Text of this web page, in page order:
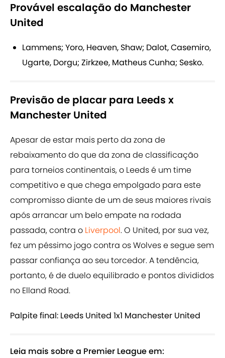
Provável escalação do Manchester
United
Lammens; Yoro, Heaven, Shaw; Dalot, Casemiro,
Ugarte, Dorgu; Zirkzee, Matheus Cunha; Sesko.
Previsão de placar para Leeds x
Manchester United
Apesar de estar mais perto da zona de
rebaixamento do que da zona de classificação
para torneios continentais, o Leeds é um time
competitivo e que chega empolgado para este
compromisso diante de um de seus maiores rivais
após arrancar um belo empate na rodada
passada, contra o Liverpool. O United, por sua vez,
fez um péssimo jogo contra os Wolves e segue sem
passar confiança ao seu torcedor. A tendência,
portanto, é de duelo equilibrado e pontos divididos
no Elland Road.
Palpite final: Leeds United 1x1 Manchester United
Leia mais sobre a Premier League em: